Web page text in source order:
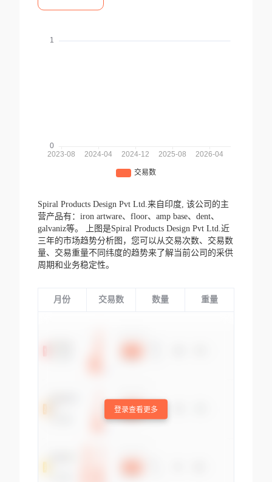
Spiral Products Design Pvt Ltd.来自印度, 该公司的主
营产品有：iron artware、floor、amp base、dent、
galvaniz等。
上图是Spiral Products Design Pvt Ltd.近
三年的市场趋势分析图，您可以从交易次数、交易数
量、交易重量不同纬度的趋势来了解当前公司的采供
周期和业务稳定性。
月份 交易数 数量 重量
登录查看更多